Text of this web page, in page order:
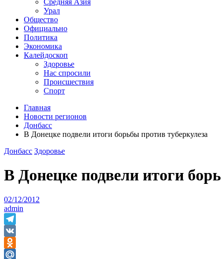
Урал
Общество
Официально
Политика
Экономика
Калейдоскоп
Здоровье
Нас спросили
Происшествия
Спорт
Главная
Новости регионов
Донбасс
В Донецке подвели итоги борьбы против туберкулеза
Донбасс Здоровье
В Донецке подвели итоги
02/12/2012
admin
Telegram
VK
Odnoklassniki